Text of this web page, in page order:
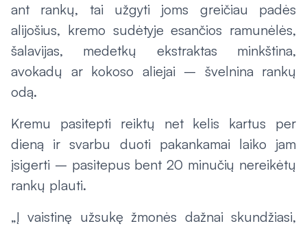
ant rankų, tai užgyti joms greičiau padės
alijošius, kremo sudėtyje esančios ramunėlės,
šalavijas, medetkų ekstraktas minkština,
avokadų ar kokoso aliejai – švelnina rankų
odą.
Kremu pasitepti reiktų net kelis kartus per
dieną ir svarbu duoti pakankamai laiko jam
įsigerti – pasitepus bent 20 minučių nereikėtų
rankų plauti.
„Į vaistinę užsukę žmonės dažnai skundžiasi,